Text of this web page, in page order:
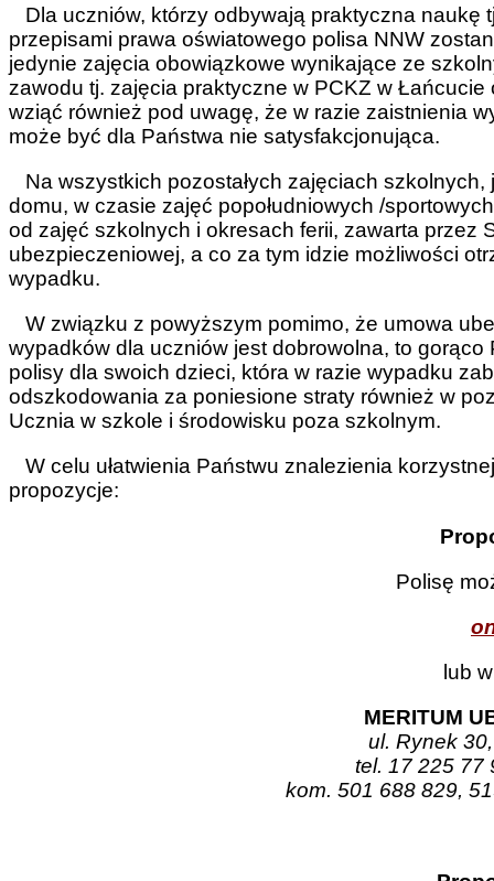
Dla uczniów, którzy odbywają praktyczna naukę
przepisami prawa oświatowego polisa NNW
jedynie zajęcia obowiązkowe wynikające ze
zawodu tj. zajęcia praktyczne w PCKZ w
wziąć również pod uwagę, że w razie zaistnienia
może być dla Państwa nie satysfakcjonująca.
Na wszystkich pozostałych zajęciach szkolnych,
domu, w czasie zajęć popołudniowych /
od zajęć szkolnych i okresach ferii, zawarta przez
ubezpieczeniowej, a co za tym idzie możliwości
wypadku.
W związku z powyższym pomimo, że umowa
wypadków dla uczniów jest dobrowolna, to
polisy dla swoich dzieci, która w razie wypadku
odszkodowania za poniesione straty również w
Ucznia w szkole i środowisku poza szkolnym.
W celu ułatwienia Państwu znalezienia
propozycje:
Polisę
lub
MERITUM
ul. Rynek
tel. 17 225 77
kom. 501 688 829,